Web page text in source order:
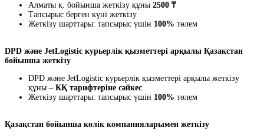
Алматы қ. бойынша жеткізу құны 2500 ₸
Тапсырыс берген күні жеткізу
Жеткізу шарттары: тапсырыс үшін 100% төлем
DPD және JetLogistic курьерлік қызметтері арқылы Қазақстан
бойынша жеткізу
DPD және JetLogistic курьерлік қызметтері арқылы жеткізу
құны – КҚ тарифтеріне сәйкес.
Жеткізу шарттары: тапсырыс үшін 100% төлем
Қазақстан бойынша көлік компанияларымен жеткізу